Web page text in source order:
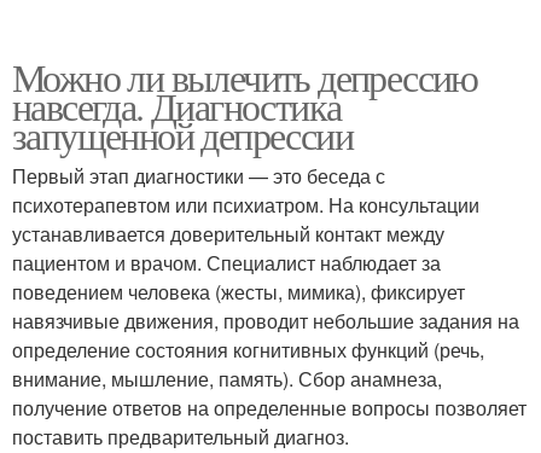
Можно ли вылечить депрессию
навсегда. Диагностика
запущенной депрессии
Первый этап диагностики — это беседа с
психотерапевтом или психиатром. На консультации
устанавливается доверительный контакт между
пациентом и врачом. Специалист наблюдает за
поведением человека (жесты, мимика), фиксирует
навязчивые движения, проводит небольшие задания на
определение состояния когнитивных функций (речь,
внимание, мышление, память). Сбор анамнеза,
получение ответов на определенные вопросы позволяет
поставить предварительный диагноз.